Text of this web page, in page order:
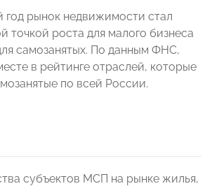
год рынок недвижимости стал
точкой роста для малого бизнеса
самозанятых. По данным ФНС,
в рейтинге отраслей, которые
по всей России.
субъектов МСП на рынке жилья,